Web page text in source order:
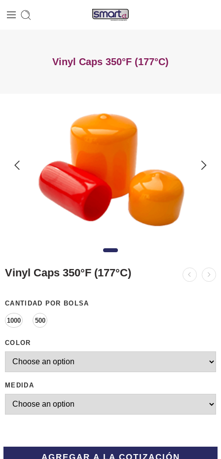
Vinyl Caps 350°F (177°C)
Vinyl Caps 350°F (177°C)
CANTIDAD POR BOLSA
1000 500
COLOR
MEDIDA
AGREGAR A LA COTIZACIÓN